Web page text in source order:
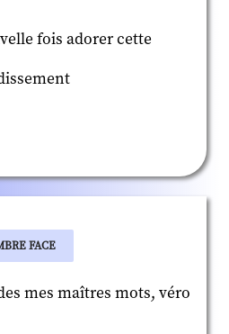
fois adorer cette
FACE
mes maîtres mots, véro